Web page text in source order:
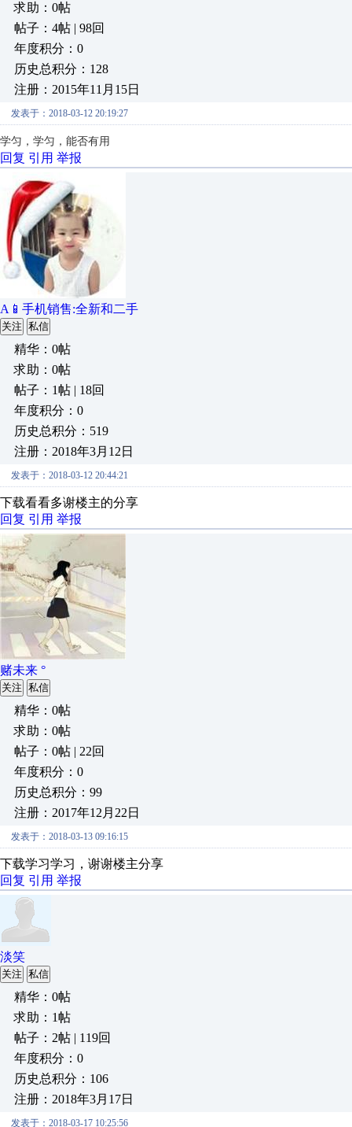
求助：0帖
帖子：4帖 | 98回
年度积分：0
历史总积分：128
注册：2015年11月15日
发表于：2018-03-12 20:19:27
学匀，学匀，能否有用
回复 引用 举报
A📱手机销售:全新和二手
关注 私信
精华：0帖
求助：0帖
帖子：1帖 | 18回
年度积分：0
历史总积分：519
注册：2018年3月12日
发表于：2018-03-12 20:44:21
下载看看多谢楼主的分享
回复 引用 举报
赌未来 °
关注 私信
精华：0帖
求助：0帖
帖子：0帖 | 22回
年度积分：0
历史总积分：99
注册：2017年12月22日
发表于：2018-03-13 09:16:15
下载学习学习，谢谢楼主分享
回复 引用 举报
淡笑
关注 私信
精华：0帖
求助：1帖
帖子：2帖 | 119回
年度积分：0
历史总积分：106
注册：2018年3月17日
发表于：2018-03-17 10:25:56